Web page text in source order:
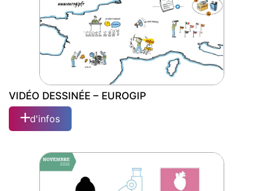
VIDÉO DESSINÉE – EUROGIP
d'infos